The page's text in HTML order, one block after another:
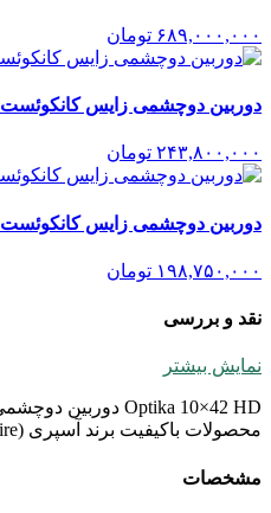
۶۸۹,۰۰۰,۰۰۰ تومان
دوربین دوچشمی زایس کانکوئست HDX 10×42
۲۴۳,۸۰۰,۰۰۰ تومان
دوربین دوچشمی زایس کانکوئست HDX 8×32
۱۹۸,۷۵۰,۰۰۰ تومان
نقد و بررسی
نمایش بیشتر
محصولات باکیفیت برند آسپری (Aspire)...
مشخصات